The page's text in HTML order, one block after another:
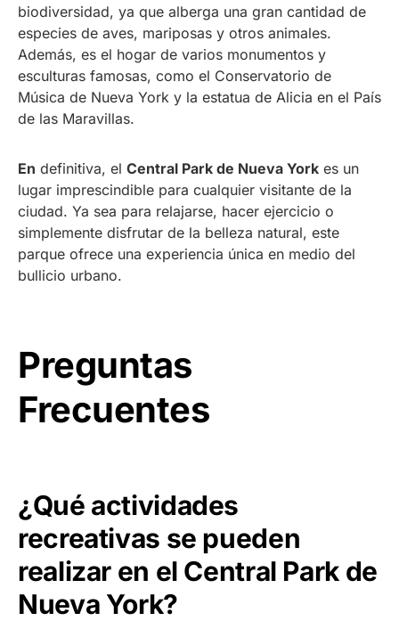
biodiversidad, ya que alberga una gran cantidad de
especies de aves, mariposas y otros animales.
Además, es el hogar de varios monumentos y
esculturas famosas, como el Conservatorio de
Música de Nueva York y la estatua de Alicia en el País
de las Maravillas.
En definitiva, el Central Park de Nueva York es un
lugar imprescindible para cualquier visitante de la
ciudad. Ya sea para relajarse, hacer ejercicio o
simplemente disfrutar de la belleza natural, este
parque ofrece una experiencia única en medio del
bullicio urbano.
Preguntas
Frecuentes
¿Qué actividades
recreativas se pueden
realizar en el Central Park de
Nueva York?